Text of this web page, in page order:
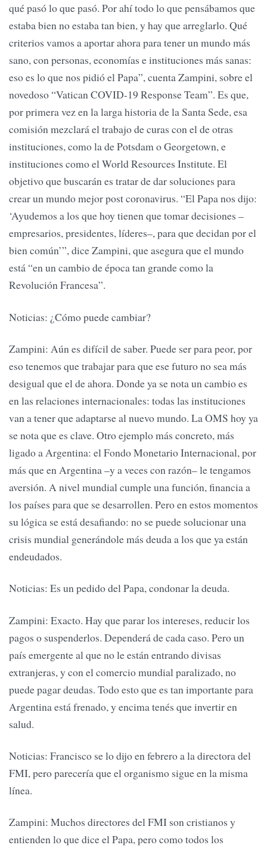
qué pasó lo que pasó. Por ahí todo lo que pensábamos que
estaba bien no estaba tan bien, y hay que arreglarlo. Qué
criterios vamos a aportar ahora para tener un mundo más
sano, con personas, economías e instituciones más sanas:
eso es lo que nos pidió el Papa”, cuenta Zampini, sobre el
novedoso “Vatican COVID-19 Response Team”. Es que,
por primera vez en la larga historia de la Santa Sede, esa
comisión mezclará el trabajo de curas con el de otras
instituciones, como la de Potsdam o Georgetown, e
instituciones como el World Resources Institute. El
objetivo que buscarán es tratar de dar soluciones para
crear un mundo mejor post coronavirus. “El Papa nos dijo:
‘Ayudemos a los que hoy tienen que tomar decisiones –
empresarios, presidentes, líderes–, para que decidan por el
bien común’”, dice Zampini, que asegura que el mundo
está “en un cambio de época tan grande como la
Revolución Francesa”.
Noticias: ¿Cómo puede cambiar?
Zampini: Aún es difícil de saber. Puede ser para peor, por
eso tenemos que trabajar para que ese futuro no sea más
desigual que el de ahora. Donde ya se nota un cambio es
en las relaciones internacionales: todas las instituciones
van a tener que adaptarse al nuevo mundo. La OMS hoy ya
se nota que es clave. Otro ejemplo más concreto, más
ligado a Argentina: el Fondo Monetario Internacional, por
más que en Argentina –y a veces con razón– le tengamos
aversión. A nivel mundial cumple una función, financia a
los países para que se desarrollen. Pero en estos momentos
su lógica se está desafiando: no se puede solucionar una
crisis mundial generándole más deuda a los que ya están
endeudados.
Noticias: Es un pedido del Papa, condonar la deuda.
Zampini: Exacto. Hay que parar los intereses, reducir los
pagos o suspenderlos. Dependerá de cada caso. Pero un
país emergente al que no le están entrando divisas
extranjeras, y con el comercio mundial paralizado, no
puede pagar deudas. Todo esto que es tan importante para
Argentina está frenado, y encima tenés que invertir en
salud.
Noticias: Francisco se lo dijo en febrero a la directora del
FMI, pero parecería que el organismo sigue en la misma
línea.
Zampini: Muchos directores del FMI son cristianos y
entienden lo que dice el Papa, pero como todos los